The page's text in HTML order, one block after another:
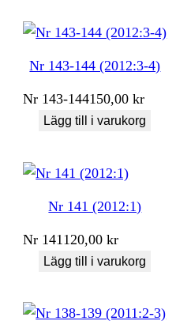
Nr 143-144 (2012:3-4)
Nr 143-144150,00kr
Lägg till i varukorg
Nr 141 (2012:1)
Nr 141 120,00kr
Lägg till i varukorg